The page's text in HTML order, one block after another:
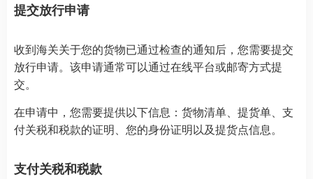
提交放行申请
收到海关关于您的货物已通过检查的通知后，您需要提交
放行申请。该申请通常可以通过在线平台或邮寄方式提
交。
在申请中，您需要提供以下信息：货物清单、提货单、支
付关税和税款的证明、您的身份证明以及提货点信息。
支付关税和税款